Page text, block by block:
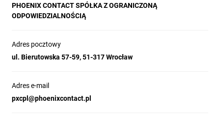
PHOENIX CONTACT SPÓŁKA Z OGRANICZONĄ
ODPOWIEDZIALNOŚCIĄ
Adres pocztowy
ul. Bierutowska 57-59, 51-317 Wrocław
Adres e-mail
pxcpl@phoenixcontact.pl